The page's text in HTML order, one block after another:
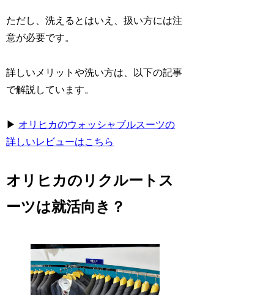
ただし、洗えるとはいえ、扱い方には注
意が必要です。
詳しいメリットや洗い方は、以下の記事
で解説しています。
▶ オリヒカのウォッシャブルスーツの
詳しいレビューはこちら
オリヒカのリクルートス
ーツは就活向き？